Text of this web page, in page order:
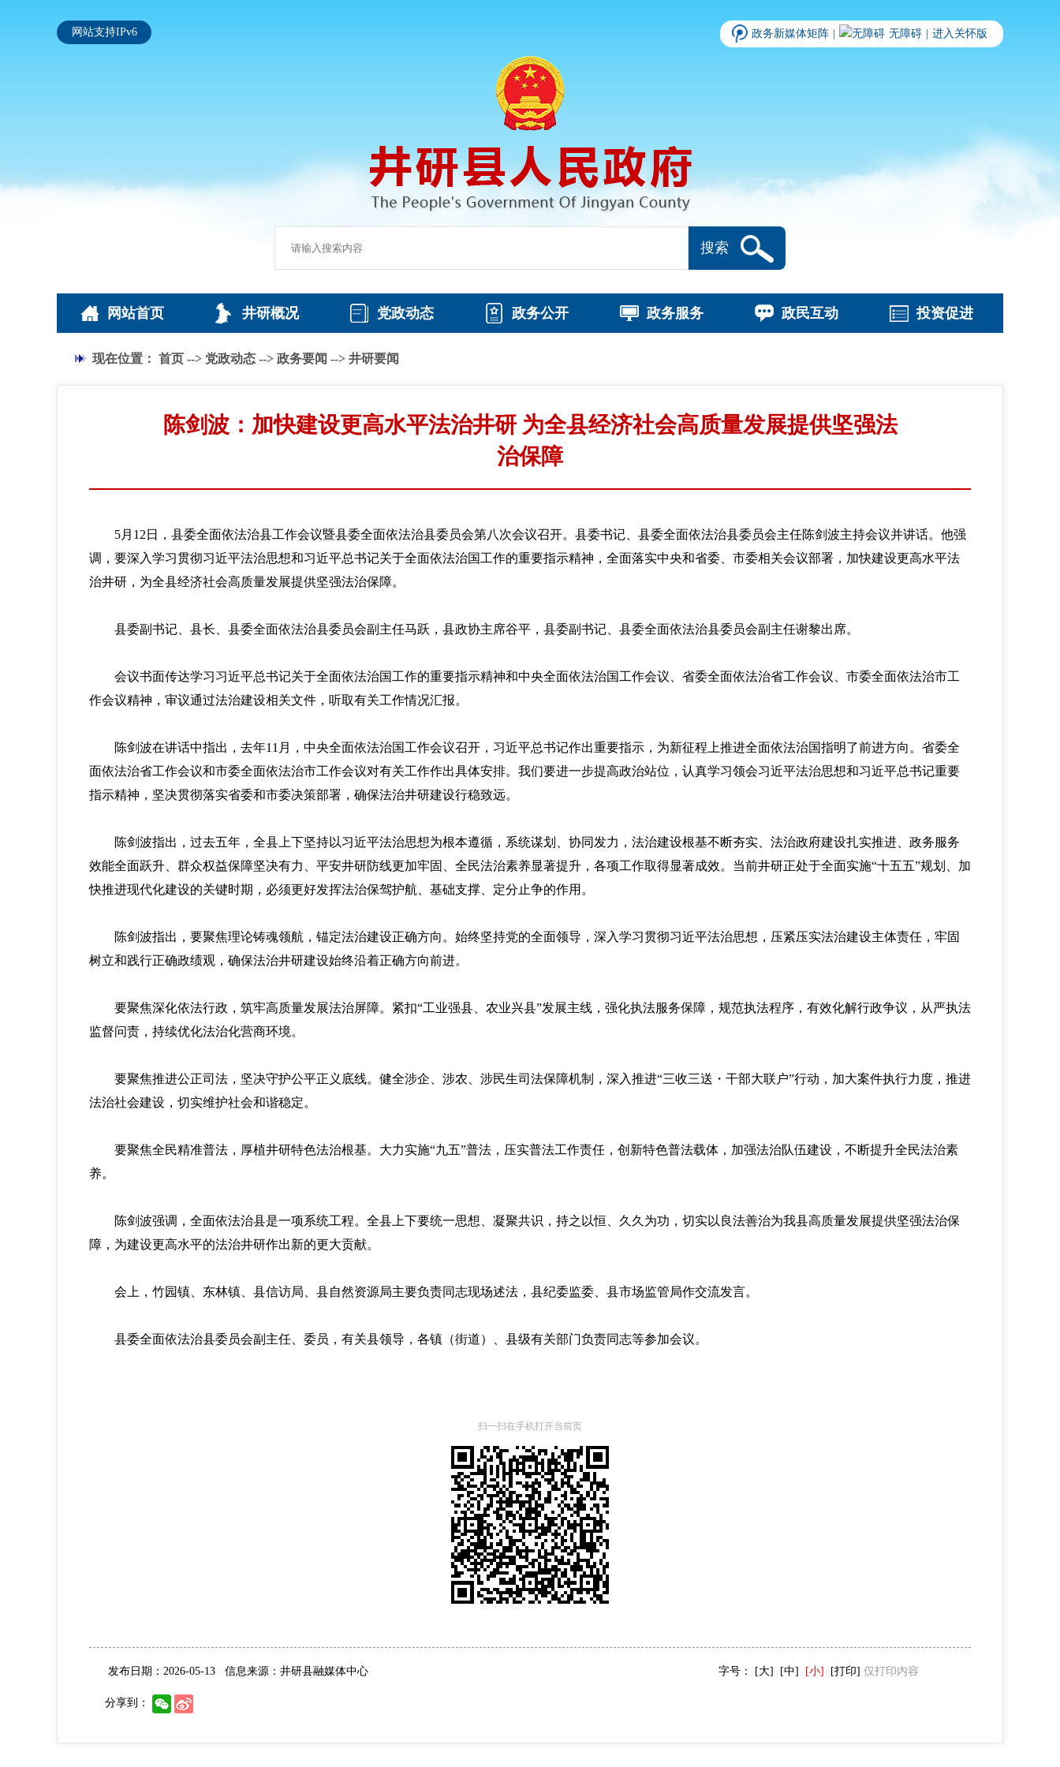
网站支持IPv6 政务新媒体矩阵 无障碍 进入关怀版
搜索
网站首页 井研概况 党政动态 政务公开 政务服务 政民互动 投资促进
现在位置： 首页 --> 党政动态 --> 政务要闻 --> 井研要闻
陈剑波：加快建设更高水平法治井研 为全县经济社会高质量发展提供坚强法
治保障
5月12日，县委全面依法治县工作会议暨县委全面依法治县委员会第八次会议召开。县委书记、县委全面依法治县委员会主任陈剑波主持会议并讲话。他强
调，要深入学习贯彻习近平法治思想和习近平总书记关于全面依法治国工作的重要指示精神，全面落实中央和省委、市委相关会议部署，加快建设更高水平法
治井研，为全县经济社会高质量发展提供坚强法治保障。
县委副书记、县长、县委全面依法治县委员会副主任马跃，县政协主席谷平，县委副书记、县委全面依法治县委员会副主任谢黎出席。
会议书面传达学习习近平总书记关于全面依法治国工作的重要指示精神和中央全面依法治国工作会议、省委全面依法治省工作会议、市委全面依法治市工
作会议精神，审议通过法治建设相关文件，听取有关工作情况汇报。
陈剑波在讲话中指出，去年11月，中央全面依法治国工作会议召开，习近平总书记作出重要指示，为新征程上推进全面依法治国指明了前进方向。省委全
面依法治省工作会议和市委全面依法治市工作会议对有关工作作出具体安排。我们要进一步提高政治站位，认真学习领会习近平法治思想和习近平总书记重要
指示精神，坚决贯彻落实省委和市委决策部署，确保法治井研建设行稳致远。
陈剑波指出，过去五年，全县上下坚持以习近平法治思想为根本遵循，系统谋划、协同发力，法治建设根基不断夯实、法治政府建设扎实推进、政务服务
效能全面跃升、群众权益保障坚决有力、平安井研防线更加牢固、全民法治素养显著提升，各项工作取得显著成效。当前井研正处于全面实施“十五五”规划、加
快推进现代化建设的关键时期，必须更好发挥法治保驾护航、基础支撑、定分止争的作用。
陈剑波指出，要聚焦理论铸魂领航，锚定法治建设正确方向。始终坚持党的全面领导，深入学习贯彻习近平法治思想，压紧压实法治建设主体责任，牢固
树立和践行正确政绩观，确保法治井研建设始终沿着正确方向前进。
要聚焦深化依法行政，筑牢高质量发展法治屏障。紧扣“工业强县、农业兴县”发展主线，强化执法服务保障，规范执法程序，有效化解行政争议，从严执法
监督问责，持续优化法治化营商环境。
要聚焦推进公正司法，坚决守护公平正义底线。健全涉企、涉农、涉民生司法保障机制，深入推进“三收三送・干部大联户”行动，加大案件执行力度，推进
法治社会建设，切实维护社会和谐稳定。
要聚焦全民精准普法，厚植井研特色法治根基。大力实施“九五”普法，压实普法工作责任，创新特色普法载体，加强法治队伍建设，不断提升全民法治素
养。
陈剑波强调，全面依法治县是一项系统工程。全县上下要统一思想、凝聚共识，持之以恒、久久为功，切实以良法善治为我县高质量发展提供坚强法治保
障，为建设更高水平的法治井研作出新的更大贡献。
会上，竹园镇、东林镇、县信访局、县自然资源局主要负责同志现场述法，县纪委监委、县市场监管局作交流发言。
县委全面依法治县委员会副主任、委员，有关县领导，各镇（街道）、县级有关部门负责同志等参加会议。
扫一扫在手机打开当前页
发布日期：2026-05-13 信息来源：井研县融媒体中心
分享到：
字号： [大] [中] [小] [打印] 仅打印内容